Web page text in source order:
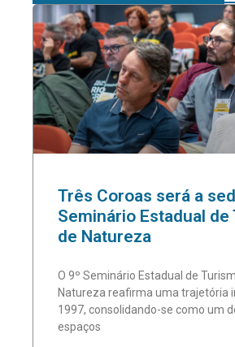
Três Coroas será a
Seminário Estadual de
de Natureza
O 9º Seminário Estadual de
Natureza reafirma uma trajetória
1997, consolidando-se como um
espaços